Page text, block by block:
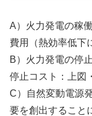
A）火力発電の稼
費用（熱効率低下
B）火力発電の停
停止コスト：上図
C）自然変動電源
要を創出すること